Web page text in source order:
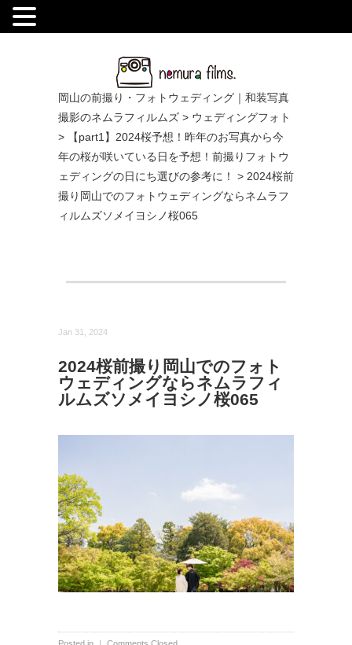
岡山の前撮り・フォトウェディング｜和装写真
撮影のネムラフィルムズ > ウェディングフォト
>
【part1】2024桜予想！昨年のお写真から今
年の桜が咲いている日を予想！前撮りフォトウ
ェディングの日にち選びの参考に！
> 2024桜前
撮り岡山でのフォトウェディングならネムラフ
ィルムズソメイヨシノ桜065
Jan 31, 2024
2024桜前撮り岡山でのフォト
ウェディングならネムラフィ
ルムズソメイヨシノ桜065